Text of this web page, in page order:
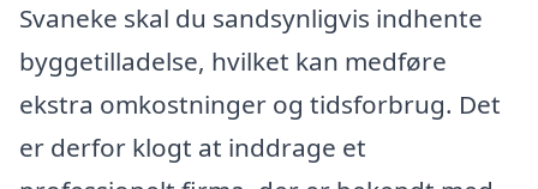
Svaneke skal du sandsynligvis indhente
byggetilladelse, hvilket kan medføre
ekstra omkostninger og tidsforbrug. Det
er derfor klogt at inddrage et